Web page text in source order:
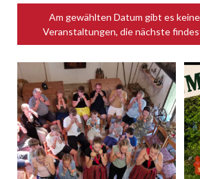
Am gewählten Datum gibt es
Veranstaltungen, die nächste